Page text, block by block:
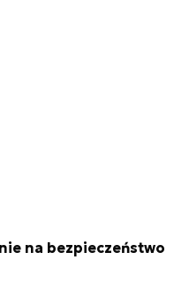
na bezpieczeństwo